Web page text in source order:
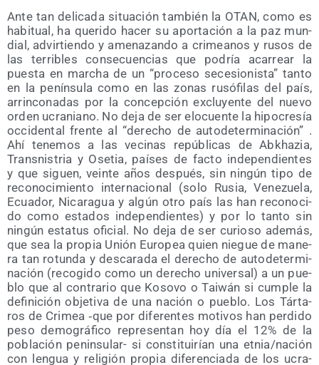
Ante tan deli­ca­da situa­ción tam­bién la OTAN, como es
habi­tual, ha que­ri­do hacer su apor­ta­ción a la paz mun­
dial, advir­tien­do y ame­na­zan­do a cri­mea­nos y rusos de
las terri­bles con­se­cuen­cias que podría aca­rrear la
pues­ta en mar­cha de un “pro­ce­so sece­sio­nis­ta” tan­to
en la penín­su­la como en las zonas rusó­fi­las del país,
arrin­co­na­das por la con­cep­ción exclu­yen­te del nue­vo
orden ucra­niano. No deja de ser elo­cuen­te la hipo­cre­sía
occi­den­tal fren­te al “dere­cho de auto­de­ter­mi­na­ción” .
Ahí tene­mos a las veci­nas repú­bli­cas de Abkha­zia,
Trans­nis­tria y Ose­tia, paí­ses de fac­to inde­pen­dien­tes
y que siguen, vein­te años des­pués, sin nin­gún tipo de
reco­no­ci­mien­to inter­na­cio­nal (solo Rusia, Vene­zue­la,
Ecua­dor, Nica­ra­gua y algún otro país las han reco­no­ci­
do como esta­dos inde­pen­dien­tes) y por lo tan­to sin
nin­gún esta­tus ofi­cial. No deja de ser curio­so ade­más,
que sea la pro­pia Unión Euro­pea quien nie­gue de mane­
ra tan rotun­da y des­ca­ra­da el dere­cho de auto­de­ter­mi­
na­ción (reco­gi­do como un dere­cho uni­ver­sal) a un pue­
blo que al con­tra­rio que Koso­vo o Tai­wán si cum­ple la
defi­ni­ción obje­ti­va de una nación o pue­blo. Los Tár­ta­
ros de Cri­mea ‑que por dife­ren­tes moti­vos han per­di­do
peso demo­grá­fi­co repre­sen­tan hoy día el 12% de la
pobla­ción penin­su­lar- si cons­ti­tui­rían una etnia/​nación
con len­gua y reli­gión pro­pia dife­ren­cia­da de los ucra­